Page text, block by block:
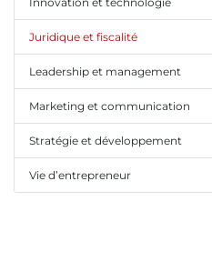
Juridique et fiscalité
Leadership et management
Marketing et communication
Stratégie et développement
Vie d’entrepreneur